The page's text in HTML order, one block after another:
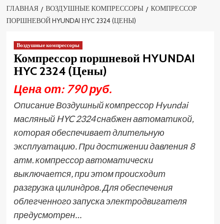
ГЛАВНАЯ ВОЗДУШНЫЕ КОМПРЕССОРЫ
КОМПРЕССОР
ПОРШНЕВОЙ HYUNDAI НYC 2324 (ЦЕНЫ)
Воздушные компрессоры
Компрессор поршневой HYUNDAI
НYC 2324 (Цены)
Цена от: 790 руб.
Описание Воздушный компрессор Hyundai
масляный HYC 2324 снабжен автоматикой,
которая обеспечивает длительную
эксплуатацию. При достижении давления 8
атм. компрессор автоматически
выключается, при этом происходит
разгрузка цилиндров. Для обеспечения
облегченного запуска электродвигателя
предусмотрен…